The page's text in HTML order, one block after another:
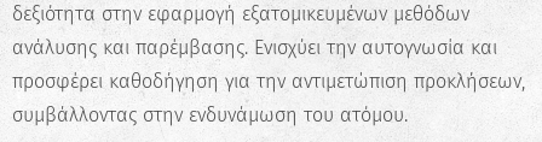
δεξιότητα στην εφαρμογή εξατομικευμένων μεθόδων
ανάλυσης και παρέμβασης. Ενισχύει την αυτογνωσία και
προσφέρει καθοδήγηση για την αντιμετώπιση προκλήσεων,
συμβάλλοντας στην ενδυνάμωση του ατόμου.